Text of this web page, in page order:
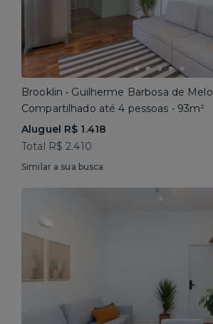
Brooklin • Guilherme Barbosa de Melo
Compartilhado até 4 pessoas • 93m²
Aluguel R$ 1.418
Total R$ 2.410
Similar a sua busca